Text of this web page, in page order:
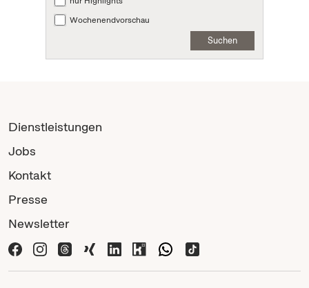
Wochenendvorschau
Suchen
Dienstleistungen
Jobs
Kontakt
Presse
Newsletter